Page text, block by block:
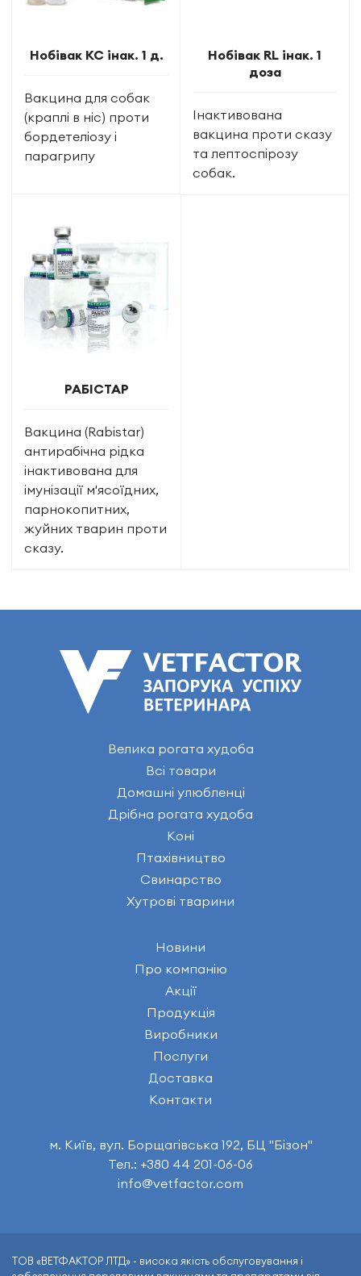
Нобівак KC інак. 1 д.
Вакцина для собак
(краплі в ніс) проти
бордетеліозу і
парагрипу
Нобівак RL інак. 1
доза
Інактивована
вакцина проти сказу
та лептоспірозу
собак.
РАБІСТАР
Вакцина (Rabistar)
антирабічна рідка
інактивована для
імунізації м'ясоїдних,
парнокопитних,
жуйних тварин проти
сказу.
Велика рогата худоба
Всі товари
Домашні улюбленці
Дрібна рогата худоба
Коні
Птахівництво
Свинарство
Хутрові тварини
Новини
Про компанію
Акції
Продукція
Виробники
Послуги
Доставка
Контакти
м. Київ, вул. Борщагівська 192, БЦ "Бізон"
Тел.: +380 44 201-06-06
info@vetfactor.com
ТОВ «ВЕТФАКТОР ЛТД» - висока якість обслуговування і